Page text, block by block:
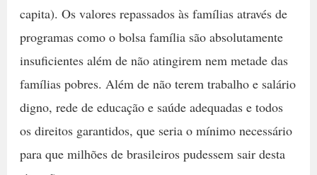
capita). Os valores repassados às famílias através de
programas como o bolsa família são absolutamente
insuficientes além de não atingirem nem metade das
famílias pobres. Além de não terem trabalho e salário
digno, rede de educação e saúde adequadas e todos
os direitos garantidos, que seria o mínimo necessário
para que milhões de brasileiros pudessem sair desta